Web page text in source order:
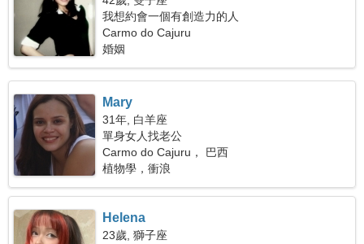
我想約會一個有創造力的人
Carmo do Cajuru
婚姻
Mary
31年, 白羊座
單身女人找老公
Carmo do Cajuru， 巴西
植物學，衝浪
Helena
23歲, 獅子座